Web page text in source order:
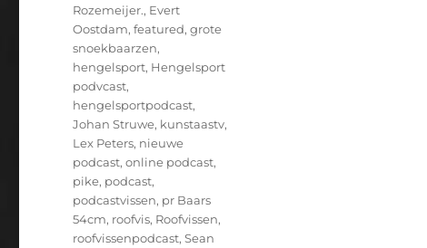
Rozemeijer., Evert
Oostdam,featured,grote
snoekbaarzen,
hengelsport, Hengelsport
podvcast,
hengelsportpodcast,
Johan Struwe, kunstaastv,
Lex Peters, nieuwe
podcast,online podcast,
pike, podcast,
podcastvissen, pr Baars
54cm, roofvis, Roofvissen,
roofvissenpodcast,Sean